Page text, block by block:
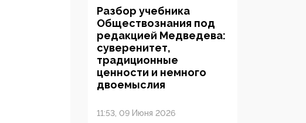
Разбор учебника
Обществознания под
редакцией Медведева:
суверенитет,
традиционные
ценности и немного
двоемыслия
11:53, 09 Июня 2026